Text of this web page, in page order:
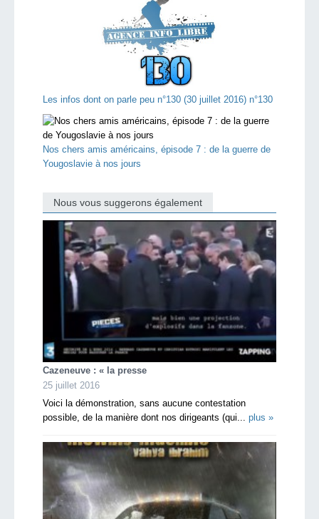
Les infos dont on parle peu n°130 (30 juillet 2016) n°130
Nos chers amis américains, épisode 7 : de la guerre de
Yougoslavie à nos jours
Nous vous suggerons également
Cazeneuve : « la presse
25 juillet 2016
Voici la démonstration, sans aucune contestation
possible, de la manière dont nos dirigeants (qui... plus »